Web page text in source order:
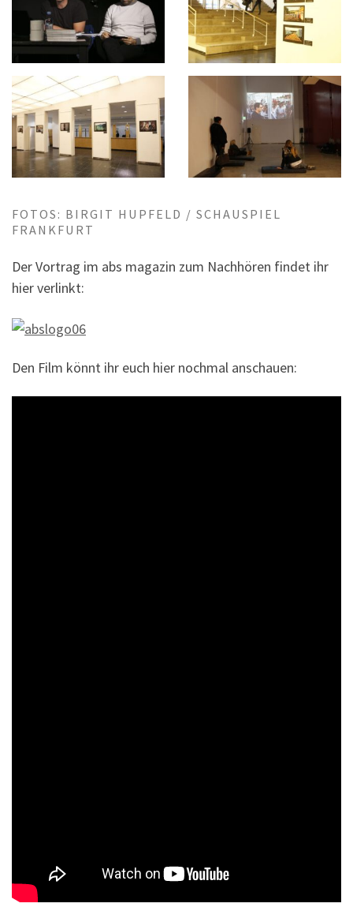
FOTOS: BIRGIT HUPFELD / SCHAUSPIEL
FRANKFURT
Der Vortrag im abs magazin zum Nachhören findet ihr
hier verlinkt:
Den Film könnt ihr euch hier nochmal anschauen: